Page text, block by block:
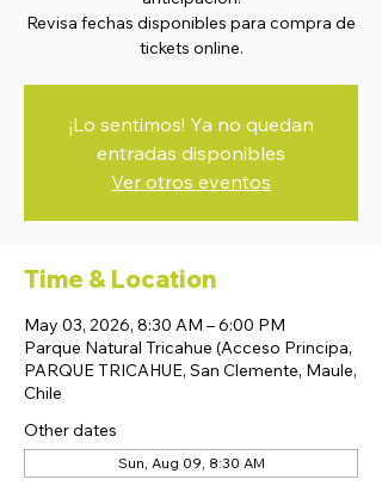
Revisa fechas disponibles para compra de
tickets online.
¡Lo sentimos! Ya no quedan
entradas disponibles
Ver otros eventos
Time & Location
May 03, 2026, 8:30 AM – 6:00 PM
Parque Natural Tricahue (Acceso Principa,
PARQUE TRICAHUE, San Clemente, Maule,
Chile
Other dates
Sun, Aug 09, 8:30 AM